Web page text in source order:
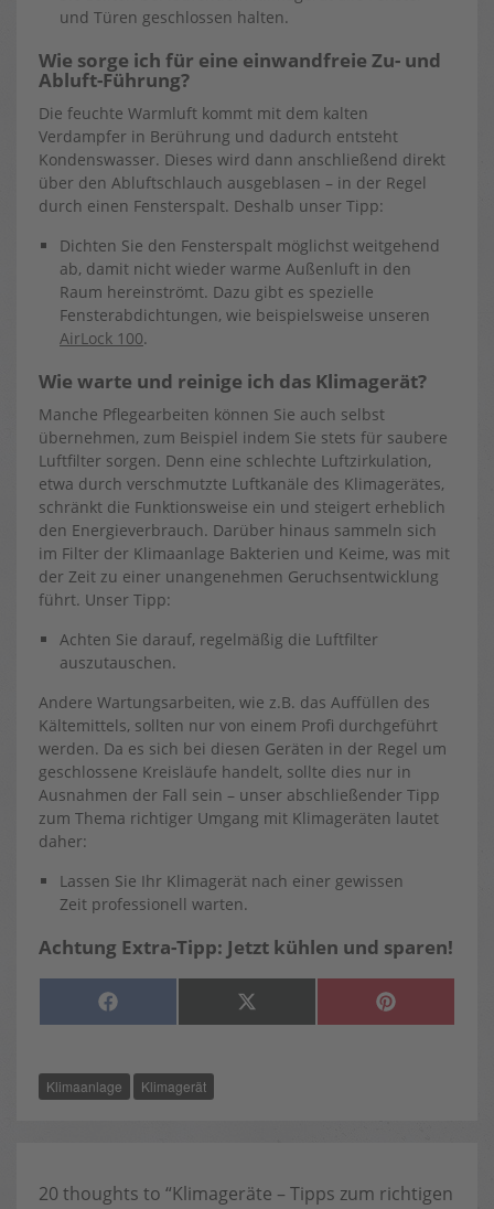
und Türen geschlossen halten.
Wie sorge ich für eine einwandfreie Zu- und
Abluft-Führung?
Die feuchte Warmluft kommt mit dem kalten
Verdampfer in Berührung und dadurch entsteht
Kondenswasser. Dieses wird dann anschließend direkt
über den Abluftschlauch ausgeblasen – in der Regel
durch einen Fensterspalt. Deshalb unser Tipp:
Dichten Sie den Fensterspalt möglichst weitgehend
ab, damit nicht wieder warme Außenluft in den
Raum hereinströmt. Dazu gibt es spezielle
Fensterabdichtungen, wie beispielsweise unseren
AirLock 100.
Wie warte und reinige ich das Klimagerät?
Manche Pflegearbeiten können Sie auch selbst
übernehmen, zum Beispiel indem Sie stets für saubere
Luftfilter sorgen. Denn eine schlechte Luftzirkulation,
etwa durch verschmutzte Luftkanäle des Klimagerätes,
schränkt die Funktionsweise ein und steigert erheblich
den Energieverbrauch. Darüber hinaus sammeln sich
im Filter der Klimaanlage Bakterien und Keime, was mit
der Zeit zu einer unangenehmen Geruchsentwicklung
führt. Unser Tipp:
Achten Sie darauf, regelmäßig die Luftfilter
auszutauschen.
Andere Wartungsarbeiten, wie z.B. das Auffüllen des
Kältemittels, sollten nur von einem Profi durchgeführt
werden. Da es sich bei diesen Geräten in der Regel um
geschlossene Kreisläufe handelt, sollte dies nur in
Ausnahmen der Fall sein – unser abschließender Tipp
zum Thema richtiger Umgang mit Klimageräten lautet
daher:
Lassen Sie Ihr Klimagerät nach einer gewissen
Zeit professionell warten.
Achtung Extra-Tipp: Jetzt kühlen und sparen!
SHARE
F
A
O
O
K
SHARE
X
(
SHARE
P
I
Klimaanlage Klimagerät
20 thoughts to “Klimageräte – Tipps zum richtigen